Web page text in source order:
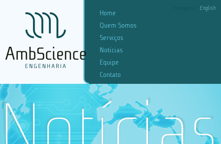
English
Home
Quem Somos
Serviços
Notícias
Equipe
Contato